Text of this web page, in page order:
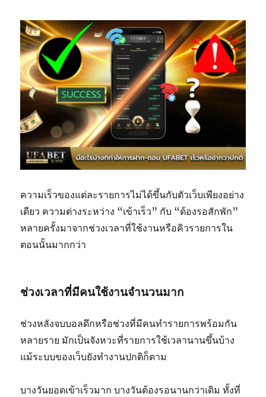
ความเร็วของแต่ละรายการไม่ได้ขึ้นกับตัวเว็บเพียงอย่าง
เดียว ความต่างระหว่าง “เข้าเร็ว” กับ “ต้องรอสักพัก”
หลายครั้งมาจากช่วงเวลาที่ใช้งานหรือคิวรายการใน
ตอนนั้นมากกว่า
ช่วงเวลาที่มีคนใช้งานจำนวนมาก
ช่วงหลังจบบอลดึกหรือช่วงที่มีคนทำรายการพร้อมกัน
หลายราย มักเป็นจังหวะที่รายการใช้เวลานานขึ้นบ้าง
แม้ระบบของเว็บยังทำงานปกติก็ตาม
บางวันยอดเข้าเร็วมาก บางวันต้องรอนานกว่าเดิม ทั้งที่